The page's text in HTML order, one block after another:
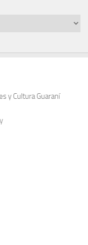
y Cultura Guaraní